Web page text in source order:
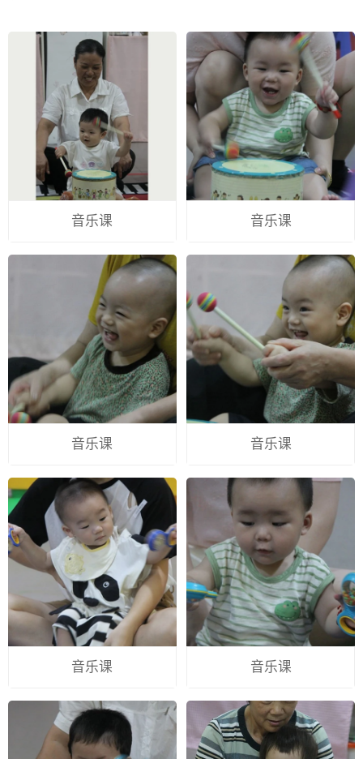
音乐课 音乐课
音乐课 音乐课
音乐课 音乐课